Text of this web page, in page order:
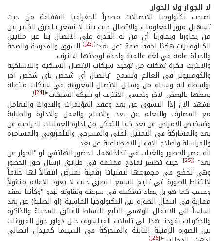
لا الجوار ولا الحوار
اصبحت تكنولوجيا الاتصالات مصدراً للجغرافيا الشفافة من حيث
تسهيل مرور المعلومات والاتصال حيث بتنا لا نشعر بالفرق الكبير بين
من يجاورنا ويحاورنا أي من له القدرة على الاتصال بنا عبر ملايين
الكيلومترات هكذا لحقت صفة "عن بعد"(
[23]
)السوق والمدرسة والصحة
والحياة عامة في لغة عالمية واحدة اوجدتها الانترنت.
والانترنت فكرة تمكنت من توحيد شبكات الاتصال السلكية واللاسلكية
والكومبيوتر في العالم وتسمح "باتصال أي شخص بأي شخص آخر
بواسطة اية وسيلة من وسائل الاتصال المعروفة في شبكات متصلة
بعضها بالبعض الاخر وتمسى الانترنت او شبكة الشبكات"(
[24]
)
.
نشهد الان إذا التسوق عن بعد وعقد المؤتمرات والندوات والتعامل
مع المصارف والتعلم عن بعد والانتاج والعمل والادارة والطبابة
وتشخيص الامراض عن بعد كما التمكن من ادارة العمليات الجراحية عن
بعد والمشاركة في التمثيل الفني والمسرحي والتلفزيوني والمسامرة
والمراسلة واصلاح الاقمار الاصطناعية عن بعد.
انه عصر الحضور والغياب في تداخلهما. الحضور الهاتفي او "الحوار عن
بعد"(
[25]
) حيث تظهر نماذج مختلفة في طرائق ارسال صور الحضور
وهي تخضع في مجموعها لتقنيات رقمية تفترض انتقالاً لها خلافاً
لالتقاط الصورة في تاريخ السمع البصري حيث لا يعود الاعلام منقولاً
وحسب كما هو بل يعاد تشكيله في سرعته ونقاوته نبدو "وكأننا نعقد
مقارنة في انتقال الصورة بين التكنولوجيا القاسية (او الصلبة) عن بعد
اساساً الى الانتقال الوهمي التابع للنشاط الفائق للمخيلة والذاكرة
والذكريات يقودنا هذا الى تاملات الفيلسوف جيل دولوز حول الفروقات
بين الصورة الزمنية الثابتة والمتحركة في السينما كميدان اتصالي
(
[26]
)